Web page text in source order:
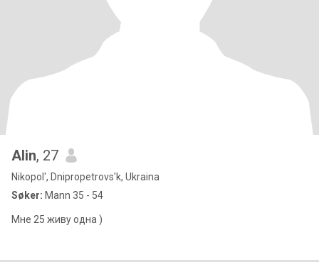
Alin, 27
Nikopol', Dnipropetrovs'k, Ukraina
Søker: Mann 35 - 54
Мне 25 живу одна )